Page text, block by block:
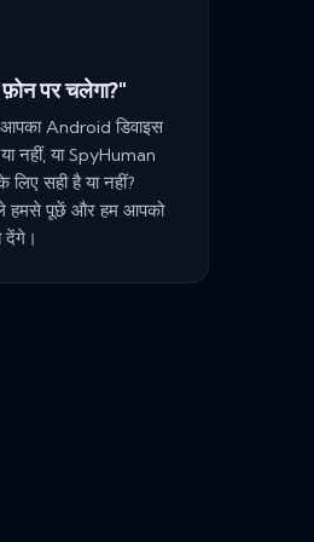
पर चलेगा?"
Android डिवाइस
नहीं, या SpyHuman
लिए सही है या नहीं?
हमसे पूछें और हम आपको
देंगे।